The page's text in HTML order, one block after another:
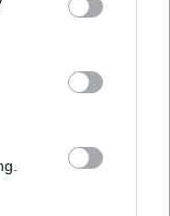
party tags to
in below Google